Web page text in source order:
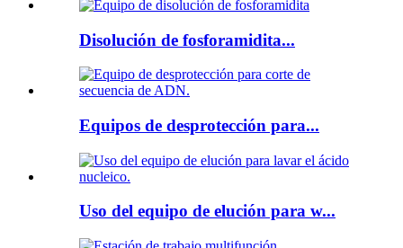
Disolución de fosforamidita...
Equipos de desprotección para...
Uso del equipo de elución para w...